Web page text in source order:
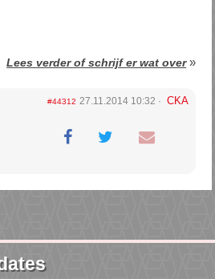
Lees verder of schrijf er wat over»
#44312 27.11.2014 10:32 CKA